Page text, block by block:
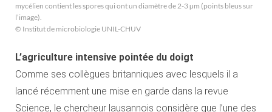
mycélien contient les spores qui ont un diamètre de 2-3 µm (points bleus sur
l’image).
© Institut de microbiologie UNIL-CHUV
L’agriculture intensive pointée du doigt
Comme ses collègues britanniques avec lesquels il a
lancé récemment une mise en garde dans la revue
Science, le chercheur lausannois considère que l’une des